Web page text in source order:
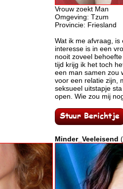
Vrouw zoekt Man
Omgeving: Tzum
Provincie: Friesland
Wat ik me afvraag, is
interesse is in een
nooit zoveel
tijd krijg ik het toch
een man samen zou
voor een relatie zijn,
seksueel uitstapje
open. Wie zou mij
Minder_Veeleisend